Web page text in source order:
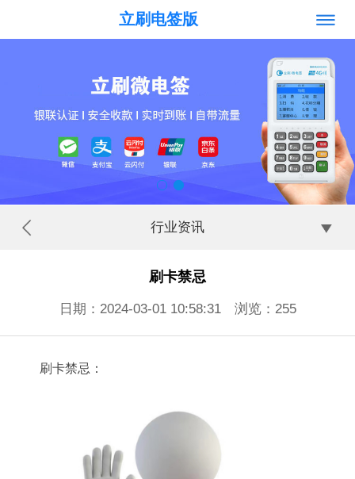
立刷电签版
行业资讯
刷卡禁忌
日期：2024-03-01 10:58:31 浏览： 255
刷卡禁忌：